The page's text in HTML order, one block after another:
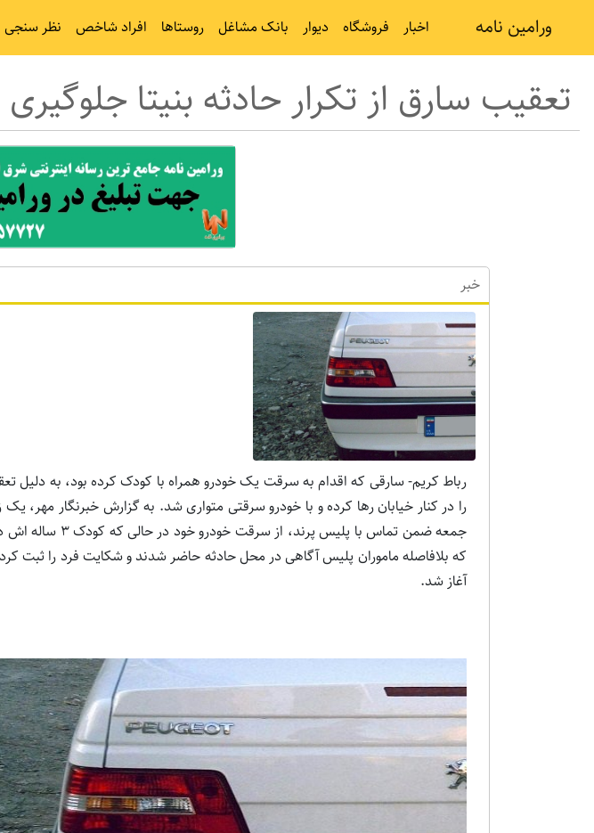
ورامین نامه اخبار فروشگاه دیوار بانک مشاغل روستاها افراد شاخص نظر سنجی
تعقیب سارق از تکرار حادثه بنیتا
خبر
رباط کریم- سارقی که اقدام به سرقت یک خودرو همراه با کودک کرده بود، به دلیل
جمعه ضمن تماس با پلیس
که بلافاصله ماموران پلیس آگاهی در محل حادثه حاضر شدند و شکایت فرد را ثبت
آغاز شد.